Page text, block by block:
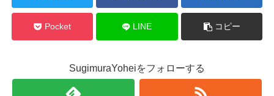
Pocket LINE コピー
SugimuraYoheiをフォローする